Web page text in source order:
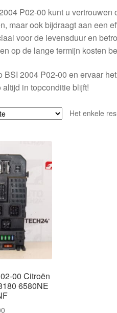
P02-00 kunt u
maar ook bijdraagt aan een
voor de levensduur en
op de lange termijn kosten
BSI 2004 P02-00 en ervaar
in topconditie blijft!
Het enkele
00 Citroën
6580NE